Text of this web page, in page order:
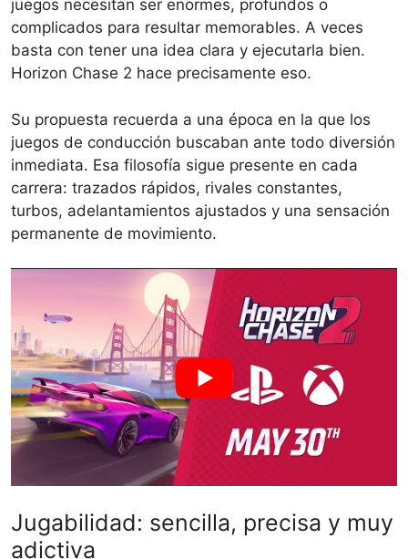
juegos necesitan ser enormes, profundos o
complicados para resultar memorables. A veces
basta con tener una idea clara y ejecutarla bien.
Horizon Chase 2 hace precisamente eso.
Su propuesta recuerda a una época en la que los
juegos de conducción buscaban ante todo diversión
inmediata. Esa filosofía sigue presente en cada
carrera: trazados rápidos, rivales constantes,
turbos, adelantamientos ajustados y una sensación
permanente de movimiento.
Jugabilidad: sencilla, precisa y muy
adictiva